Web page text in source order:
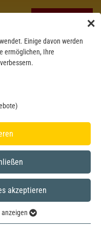
✕
Einige davon werden
ermöglichen, Ihre
akzeptieren